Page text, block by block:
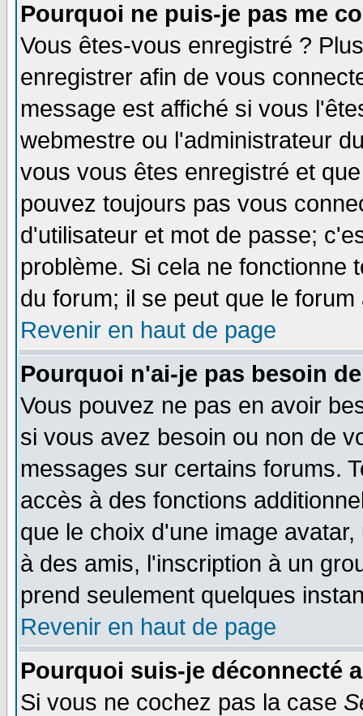
Pourquoi ne puis-je pas me
Vous êtes-vous enregistré ?
enregistrer afin de vous
message est affiché si vous
webmestre ou l'administrateur
vous vous êtes enregistré et
pouvez toujours pas vous
d'utilisateur et mot de passe;
problème. Si cela ne fonctionne
du forum; il se peut que le
Revenir en haut de page
Pourquoi n'ai-je pas besoin
Vous pouvez ne pas en avoir
si vous avez besoin ou non de
messages sur certains forums.
accès à des fonctions
que le choix d'une image
à des amis, l'inscription à un
prend seulement quelques
Revenir en haut de page
Pourquoi suis-je déconnecté
Si vous ne cochez pas la case